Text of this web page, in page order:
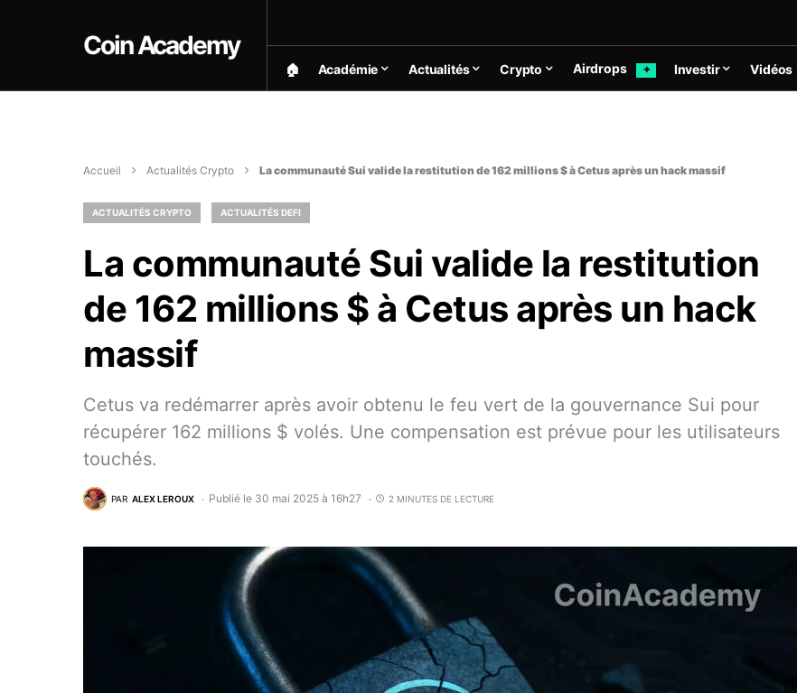
Coin Academy
🏠︎ Académie Actualités Crypto Airdrops ✦ Investir Vidéos
Accueil Actualités Crypto La communauté Sui valide la restitution de 162 millions $ à Cetus après un hack massif
ACTUALITÉS CRYPTO ACTUALITÉS DEFI
La communauté Sui valide la restitution
de 162 millions $ à Cetus après un hack
massif
Cetus va redémarrer après avoir obtenu le feu vert de la gouvernance Sui pour
récupérer 162 millions $ volés. Une compensation est prévue pour les utilisateurs
touchés.
PAR ALEX LEROUX Publié le 30 mai 2025 à 16h27 2 MINUTES DE LECTURE